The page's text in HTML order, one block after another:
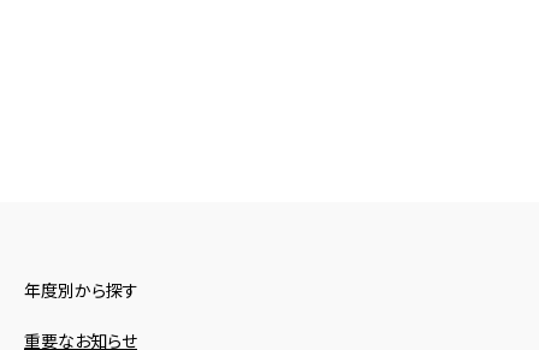
年度別から探す
重要なお知らせ